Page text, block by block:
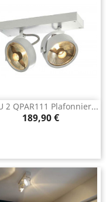
2 QPAR111 Plafonnier...
Prix
189,90 €